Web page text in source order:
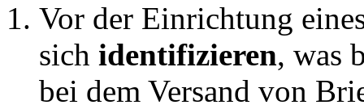
Vor der Einrichtung
sich identifizieren, was
bei dem Versand von